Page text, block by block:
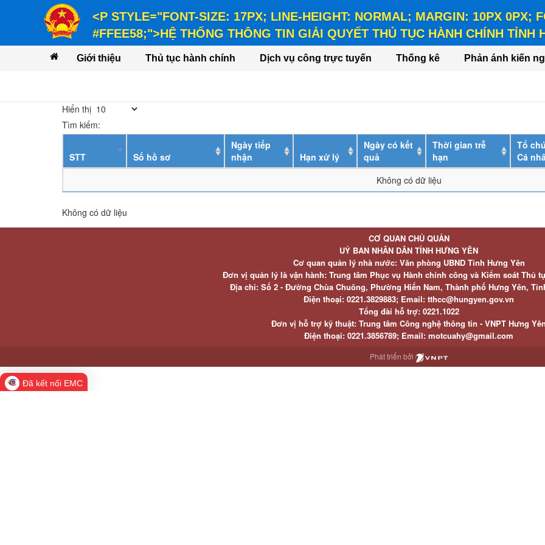
<P STYLE="FONT-SIZE: 17PX; LINE-HEIGHT: NORMAL; MARGIN: 10PX 0PX;
#FFEE58;">HỆ THỐNG THÔNG TIN GIẢI QUYẾT THỦ TỤC HÀNH CHÍNH TỈNH
<P STYLE="FONT-SIZE: 14PX; LINE-HEIGHT: NORMAL; MARGIN: 10PX 0PX; FONT-WEIGHT:
VỤ</P>
Giới thiệu Thủ tục hành chính Dịch vụ công trực tuyến Thống kê Phản ánh kiến
Hiển thị
Tìm kiếm:
STT Số hồ sơ
Ngày tiếp
nhận
Hạn xử lý
Ngày có kết
quả
Thời gian trễ
hạn
Tổ
Cá
Không có dữ liệu
Không có dữ liệu
CƠ QUAN CHỦ QUẢN
UỶ BAN NHÂN DÂN TỈNH HƯNG YÊN
Cơ quan quản lý nhà nước: Văn phòng UBND Tỉnh Hưng Yên
Đơn vị quản lý là vận hành: Trung tâm Phục vụ Hành chính công và Kiểm soát Thủ
Địa chỉ: Số 2 - Đường Chùa Chuông, Phường Hiến Nam, Thành phố Hưng Yên,
Điện thoại: 0221.3829883; Email: tthcc@hungyen.gov.vn
Tổng đài hỗ trợ: 0221.1022
Đơn vị hỗ trợ kỹ thuật: Trung tâm Công nghệ thông tin - VNPT Hưng Yên
Điện thoại: 0221.3856789; Email: motcuahy@gmail.com
Phát triển bởi
Đã kết nối EMC